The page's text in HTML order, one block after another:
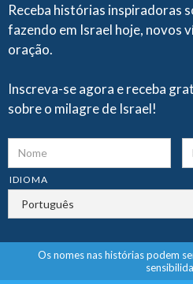
Receba histórias inspiradoras
fazendo em Israel hoje, novos
oração.
Inscreva-se agora e receba
sobre o milagre de Israel!
IDIOMA
Os nomes nas histórias podem